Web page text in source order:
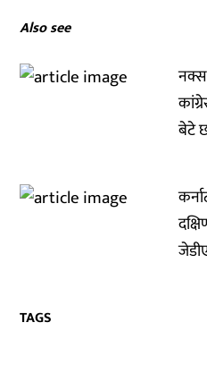
Also see
बेटे
TAGS